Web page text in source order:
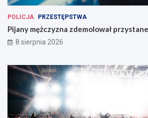
POLICJA PRZESTĘPSTWA
Pijany mężczyzna zdemolował
8 sierpnia 2026